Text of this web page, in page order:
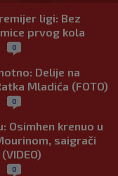
ligi: Bez
prvog kola
0
Delije na
Mladića (FOTO)
0
Osimhen krenuo u
saigrači
0